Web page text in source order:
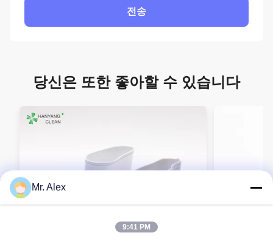
전송
당신은 또한 좋아할 수 있습니다
Mr. Alex
9:41 PM